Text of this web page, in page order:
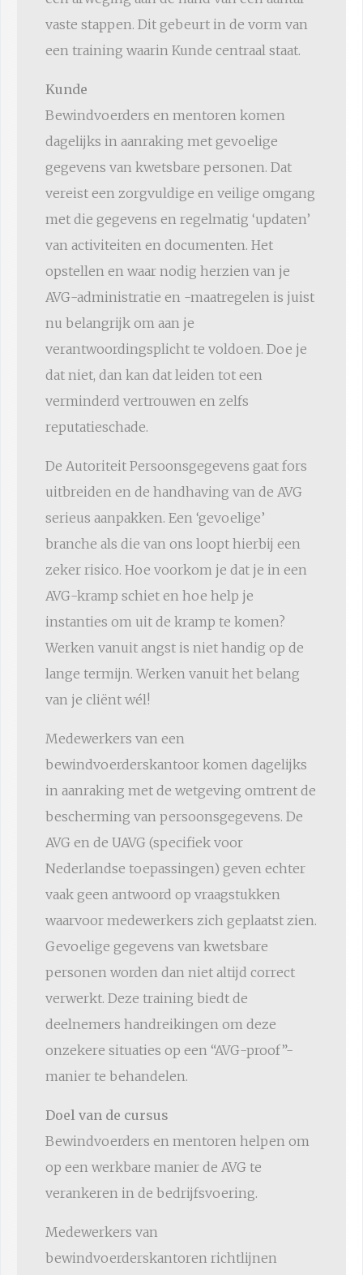
vaste stappen. Dit gebeurt in de vorm van
een training waarin Kunde centraal staat.
Kunde
Bewindvoerders en mentoren komen
dagelijks in aanraking met gevoelige
gegevens van kwetsbare personen. Dat
vereist een zorgvuldige en veilige omgang
met die gegevens en regelmatig ‘updaten’
van activiteiten en documenten. Het
opstellen en waar nodig herzien van je
AVG-administratie en -maatregelen is juist
nu belangrijk om aan je
verantwoordingsplicht te voldoen. Doe je
dat niet, dan kan dat leiden tot een
verminderd vertrouwen en zelfs
reputatieschade.
De Autoriteit Persoonsgegevens gaat fors
uitbreiden en de handhaving van de AVG
serieus aanpakken. Een ‘gevoelige’
branche als die van ons loopt hierbij een
zeker risico. Hoe voorkom je dat je in een
AVG-kramp schiet en hoe help je
instanties om uit de kramp te komen?
Werken vanuit angst is niet handig op de
lange termijn. Werken vanuit het belang
van je cliënt wél!
Medewerkers van een
bewindvoerderskantoor komen dagelijks
in aanraking met de wetgeving omtrent de
bescherming van persoonsgegevens. De
AVG en de UAVG (specifiek voor
Nederlandse toepassingen) geven echter
vaak geen antwoord op vraagstukken
waarvoor medewerkers zich geplaatst zien.
Gevoelige gegevens van kwetsbare
personen worden dan niet altijd correct
verwerkt. Deze training biedt de
deelnemers handreikingen om deze
onzekere situaties op een “AVG-proof”-
manier te behandelen.
Doel van de cursus
Bewindvoerders en mentoren helpen om
op een werkbare manier de AVG te
verankeren in de bedrijfsvoering.
Medewerkers van
bewindvoerderskantoren richtlijnen